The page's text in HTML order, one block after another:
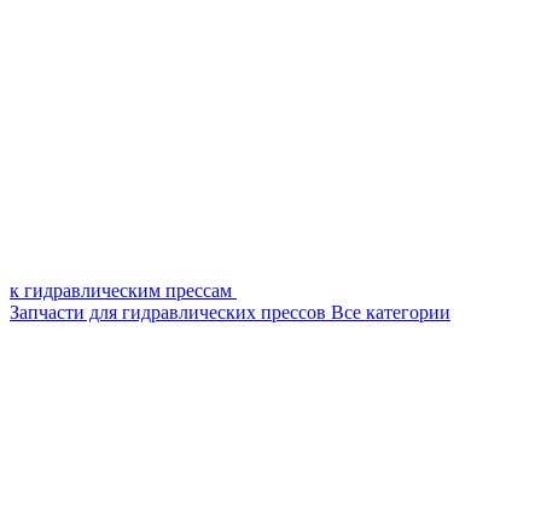
к гидравлическим прессам
Запчасти для гидравлических прессов Все категории